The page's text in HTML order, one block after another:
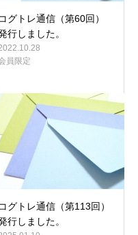
コグトレ通信（第60回）
行しました。
員限定
コグトレ通信（第113回）
行しました。